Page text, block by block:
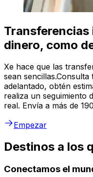
dinero, como
Xe hace que las
sean
adelantado, obtén
realiza un seguimiento
real. Envía a más de
Empezar
Destinos a los
Conectamos el